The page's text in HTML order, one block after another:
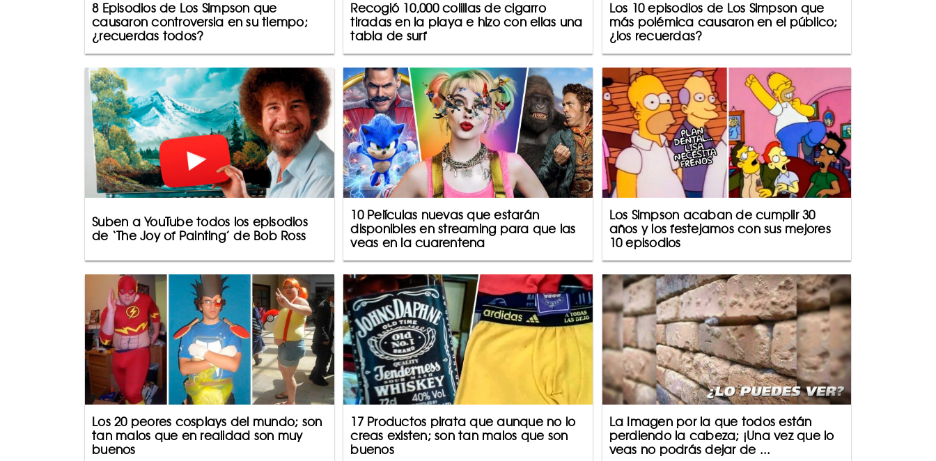
8 Episodios de Los Simpson que
causaron controversia en su tiempo;
¿recuerdas todos?
Recogió 10,000 colillas de cigarro
tiradas en la playa e hizo con ellas una
tabla de surf
Los 10 episodios de Los Simpson que
más polémica causaron en el público;
¿los recuerdas?
Suben a YouTube todos los episodios
de ‘The Joy of Painting’ de Bob Ross
10 Películas nuevas que estarán
disponibles en streaming para que las
veas en la cuarentena
Los Simpson acaban de cumplir 30
años y los festejamos con sus mejores
10 episodios
Los 20 peores cosplays del mundo; son
tan malos que en realidad son muy
buenos
17 Productos pirata que aunque no lo
creas existen; son tan malos que son
buenos
La Imagen por la que todos están
perdiendo la cabeza; ¡Una vez que lo
veas no podrás dejar de ...